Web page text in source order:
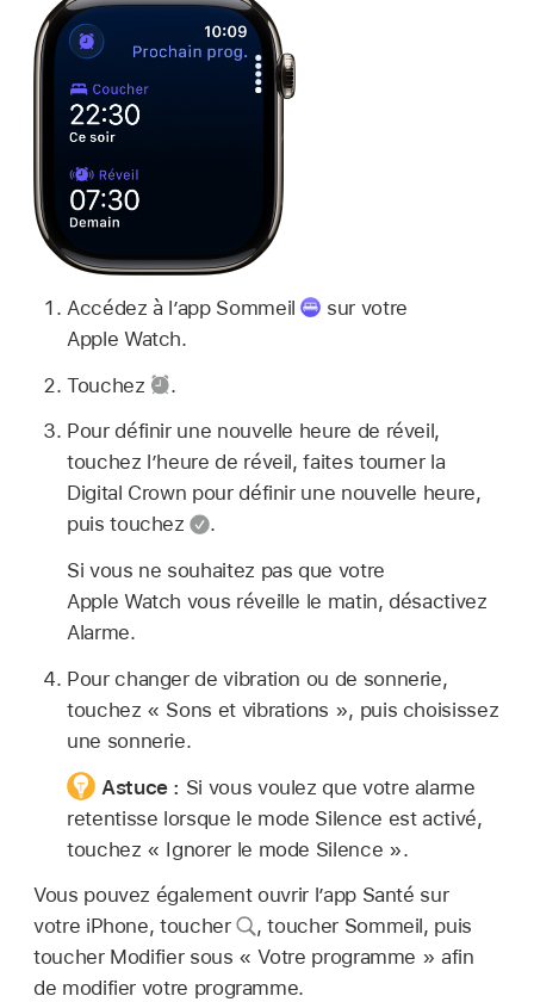
Accédez à l’app Sommeil
sur votre
Apple Watch.
Touchez
.
Pour définir une nouvelle heure de réveil,
touchez l’heure de réveil, faites tourner la
Digital Crown pour définir une nouvelle heure,
puis touchez
.
Si vous ne souhaitez pas que votre
Apple Watch vous réveille le matin, désactivez
Alarme.
Pour changer de vibration ou de sonnerie,
touchez « Sons et vibrations », puis choisissez
une sonnerie.
Astuce : Si vous voulez que votre alarme
retentisse lorsque le mode Silence est activé,
touchez « Ignorer le mode Silence ».
Vous pouvez également ouvrir l’app Santé sur
votre iPhone, toucher
,toucher Sommeil, puis
toucher Modifier sous « Votre programme » afin
de modifier votre programme.